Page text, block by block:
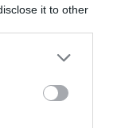
it to other
more Google
may click to
party tags to
below Google